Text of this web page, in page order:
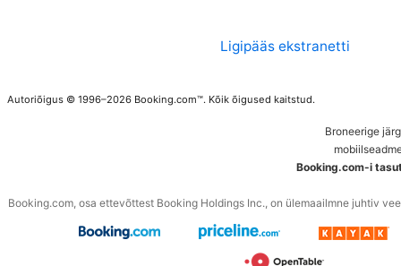
Ligipääs ekstranetti
Autoriõigus © 1996–2026 Booking.com™. Kõik õigused kaitstud.
Broneerige
Booking.com-i
Booking.com, osa ettevõttest Booking Holdings Inc., on ülemaailmne juhtiv